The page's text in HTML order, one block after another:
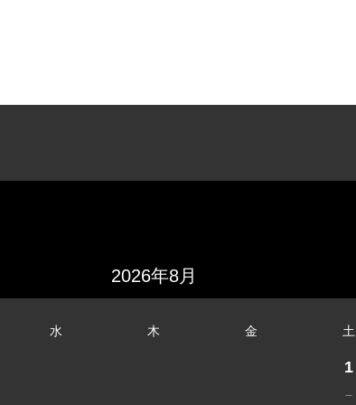
2026年8月
水 木 金 土
1
－